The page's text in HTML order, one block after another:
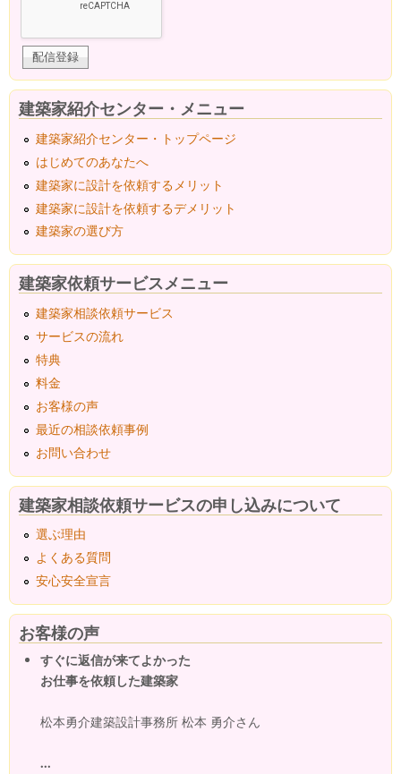
建築家紹介センター・メニュー
建築家紹介センター・トップページ
はじめてのあなたへ
建築家に設計を依頼するメリット
建築家に設計を依頼するデメリット
建築家の選び方
建築家依頼サービスメニュー
建築家相談依頼サービス
サービスの流れ
特典
料金
お客様の声
最近の相談依頼事例
お問い合わせ
建築家相談依頼サービスの申し込みについて
選ぶ理由
よくある質問
安心安全宣言
お客様の声
すぐに返信が来てよかった
お仕事を依頼した建築家
松本勇介建築設計事務所 松本 勇介さん
...